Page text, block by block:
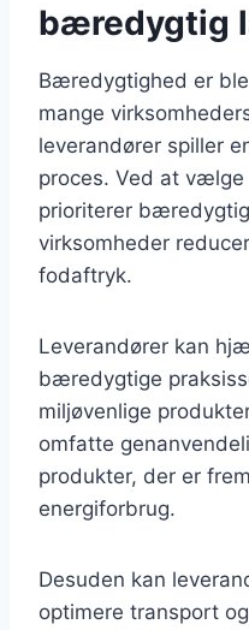
bæredygtig
Bæredygtighed er
mange
leverandører spiller
proces. Ved at
prioriterer
virksomheder
fodaftryk.
Leverandører kan
bæredygtige
miljøvenlige
omfatte
produkter, der er
energiforbrug.
Desuden kan
optimere transport